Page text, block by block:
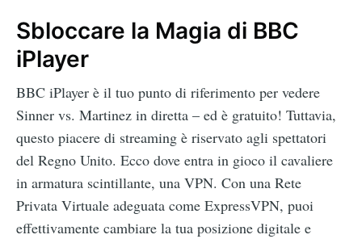
Sbloccare la Magia di BBC
iPlayer
BBC iPlayer è il tuo punto di riferimento per vedere
Sinner vs. Martinez in diretta – ed è gratuito! Tuttavia,
questo piacere di streaming è riservato agli spettatori
del Regno Unito. Ecco dove entra in gioco il cavaliere
in armatura scintillante, una VPN. Con una Rete
Privata Virtuale adeguata come ExpressVPN, puoi
effettivamente cambiare la tua posizione digitale e